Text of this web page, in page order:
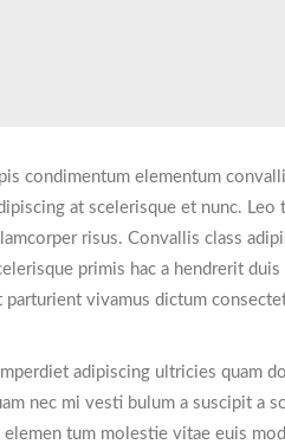
condimentum elementum
at scelerisque et nunc.
risus. Convallis class
primis hac a hendrerit
parturient vivamus dictum
adipiscing ultricies quam
nec mi vesti bulum a suscipit a
elemen tum molestie vitae euis